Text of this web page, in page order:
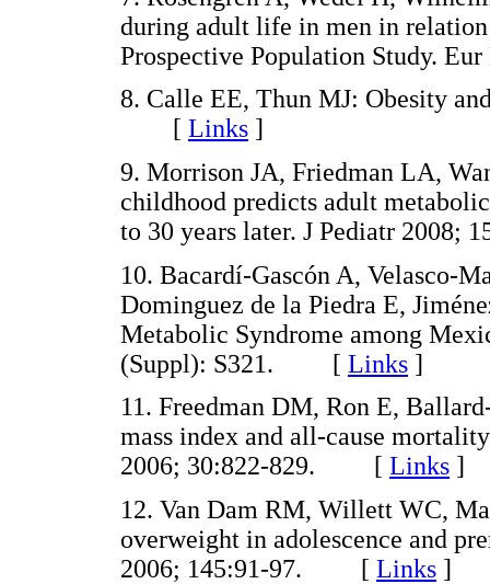
during adult life in men in
Prospective Population Study.
8. Calle EE, Thun MJ: Obesity
[ Links ]
9. Morrison JA, Friedman LA,
childhood predicts adult
to 30 years later. J Pediatr
10. Bacardí-Gascón A, Velasco-
Dominguez de la Piedra E,
Metabolic Syndrome among
(Suppl): S321. [ Links ]
11. Freedman DM, Ron E,
mass index and all-cause
2006; 30:822-829. [ Links ]
12. Van Dam RM, Willett WC,
overweight in adolescence and
2006; 145:91-97. [ Links ]